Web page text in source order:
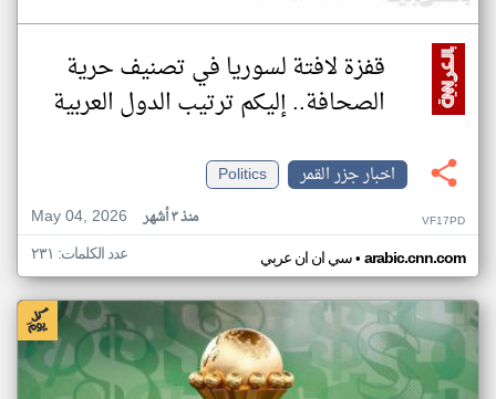
قفزة لافتة لسوريا في تصنيف حرية
الصحافة.. إليكم ترتيب الدول العربية
اخبار جزر القمر
Politics
May 04, 2026
منذ ٣ أشهر VF17PD
سي ان ان عربي• arabic.cnn.com عدد الكلمات: ٢٣١